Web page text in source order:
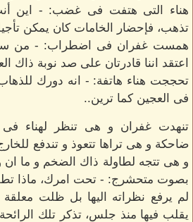
هناء التى هتفت فى غضب: - اين أنت
تذهب، فإحضار الخامات كان يمكن
همست غفران فى اضطراب: - من
اعتقد اننا قادرتان على صد نوبة ذاك
تحججت هناء هاتفة: - انه دورك
فى العجين كما ترين..
تنهدت غفران و هى تنظر لهناء فى
ضاحكة و هى تراها تتعوذ و تندفع
و هى تتجه لطاولة ذاك الضخم و ما
بصوت متحشرج: - تحت امرك، ماذا
لم يرفع نظراته اليها بل ظلت معلقة
يقلب فيها منذ جلس، تذكر تلك